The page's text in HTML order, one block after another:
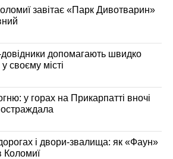
завітає «Парк Дивотварин»
допомагають швидко
своєму місті
у горах на Прикарпатті вночі
і двори-звалища: як «Фаун»
Коломиї